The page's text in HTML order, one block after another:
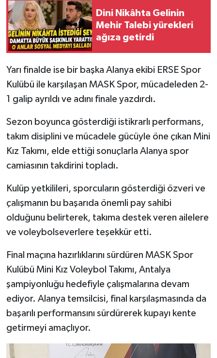
Dini Nikâhta Gelinin
Mehir Talebi yürekleri
ağıza getirdi
Yarı finalde ise bir başka Alanya ekibi ERSE Spor
Kulübü ile karşılaşan MASK Spor, mücadeleden 2-
1 galip ayrıldı ve adını finale yazdırdı.
Sezon boyunca gösterdiği istikrarlı performans,
takım disiplini ve mücadele gücüyle öne çıkan Mini
Kız Takımı, elde ettiği sonuçlarla Alanya spor
camiasının takdirini topladı.
Kulüp yetkilileri, sporcuların gösterdiği özveri ve
çalışmanın bu başarıda önemli pay sahibi
olduğunu belirterek, takıma destek veren ailelere
ve voleybolseverlere teşekkür etti.
Final maçına hazırlıklarını sürdüren MASK Spor
Kulübü Mini Kız Voleybol Takımı, Antalya
şampiyonluğu hedefiyle çalışmalarına devam
ediyor. Alanya temsilcisi, final karşılaşmasında da
başarılı performansını sürdürerek kupayı kente
getirmeyi amaçlıyor.